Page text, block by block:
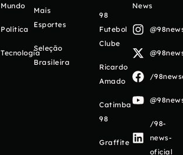
Mundo
Política
Tecnologia
Mais
Esportes
Seleção
Brasileira
98
Futebol
Clube
Ricardo
Amado
Catimba
98
Graffite
News
/
/98-
news-
oficial